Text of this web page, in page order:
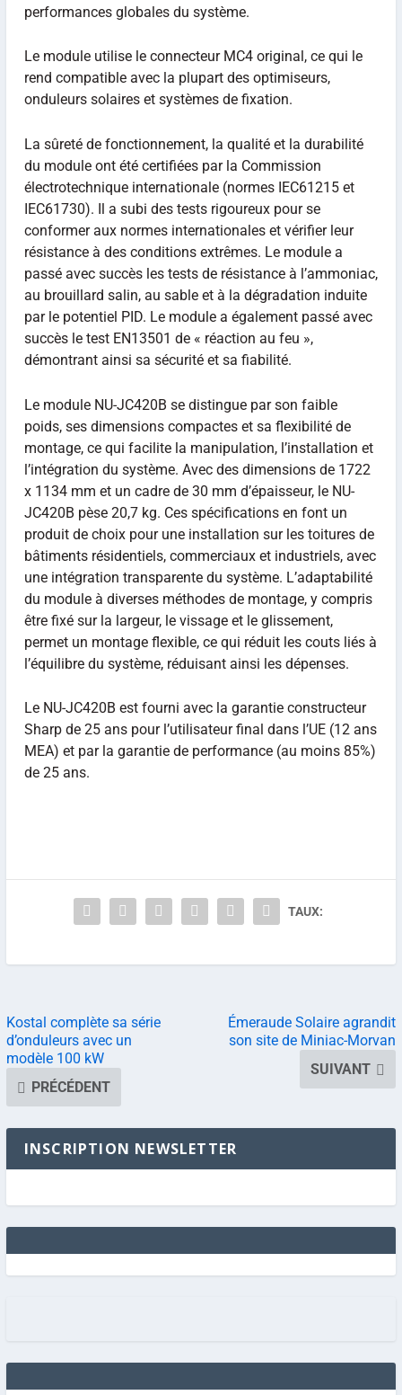
performances globales du système.
Le module utilise le connecteur MC4 original, ce qui le
rend compatible avec la plupart des optimiseurs,
onduleurs solaires et systèmes de fixation.
La sûreté de fonctionnement, la qualité et la durabilité
du module ont été certifiées par la Commission
électrotechnique internationale (normes IEC61215 et
IEC61730). Il a subi des tests rigoureux pour se
conformer aux normes internationales et vérifier leur
résistance à des conditions extrêmes. Le module a
passé avec succès les tests de résistance à l’ammoniac,
au brouillard salin, au sable et à la dégradation induite
par le potentiel PID. Le module a également passé avec
succès le test EN13501 de « réaction au feu »,
démontrant ainsi sa sécurité et sa fiabilité.
Le module NU-JC420B se distingue par son faible
poids, ses dimensions compactes et sa flexibilité de
montage, ce qui facilite la manipulation, l’installation et
l’intégration du système. Avec des dimensions de 1722
x 1134 mm et un cadre de 30 mm d’épaisseur, le NU-
JC420B pèse 20,7 kg. Ces spécifications en font un
produit de choix pour une installation sur les toitures de
bâtiments résidentiels, commerciaux et industriels, avec
une intégration transparente du système. L’adaptabilité
du module à diverses méthodes de montage, y compris
être fixé sur la largeur, le vissage et le glissement,
permet un montage flexible, ce qui réduit les couts liés à
l’équilibre du système, réduisant ainsi les dépenses.
Le NU-JC420B est fourni avec la garantie constructeur
Sharp de 25 ans pour l’utilisateur final dans l’UE (12 ans
MEA) et par la garantie de performance (au moins 85%)
de 25 ans.
TAUX:
Kostal complète sa série
d’onduleurs avec un
modèle 100 kW
PRÉCÉDENT
Émeraude Solaire agrandit
son site de Miniac-Morvan
SUIVANT
INSCRIPTION NEWSLETTER